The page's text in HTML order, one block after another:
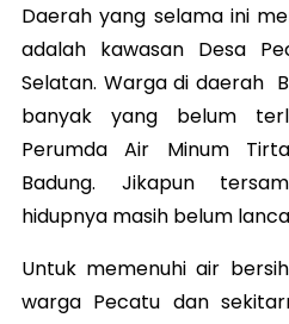
Daerah yang selama ini
adalah kawasan Desa
Selatan. Warga di daerah
banyak yang belum
Perumda Air Minum
Badung. Jikapun
hidupnya masih belum
Untuk memenuhi air
warga Pecatu dan